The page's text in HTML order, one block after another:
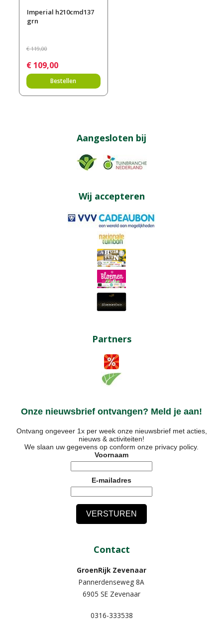
Imperial h210cmd137
grn
€ 119,00
€ 109,00
Bestellen
Aangesloten bij
Wij accepteren
Partners
Onze nieuwsbrief ontvangen? Meld je aan!
Ontvang ongeveer 1x per week onze nieuwsbrief met acties,
nieuws & activiteiten!
We slaan uw gegevens op conform onze privacy policy.
Voornaam
E-mailadres
Contact
GroenRijk Zevenaar​
Pannerdenseweg 8A
6905 SE Zevenaar
0316-333538